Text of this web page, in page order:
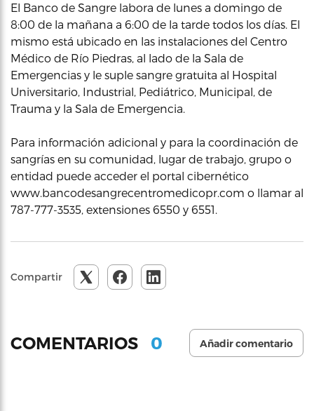
El Banco de Sangre labora de lunes a domingo de
8:00 de la mañana a 6:00 de la tarde todos los días. El
mismo está ubicado en las instalaciones del Centro
Médico de Río Piedras, al lado de la Sala de
Emergencias y le suple sangre gratuita al Hospital
Universitario, Industrial, Pediátrico, Municipal, de
Trauma y la Sala de Emergencia.
Para información adicional y para la coordinación de
sangrías en su comunidad, lugar de trabajo, grupo o
entidad puede acceder el portal cibernético
www.bancodesangrecentromedicopr.com o llamar al
787-777-3535, extensiones 6550 y 6551.
Compartir
COMENTARIOS 0 Añadir comentario